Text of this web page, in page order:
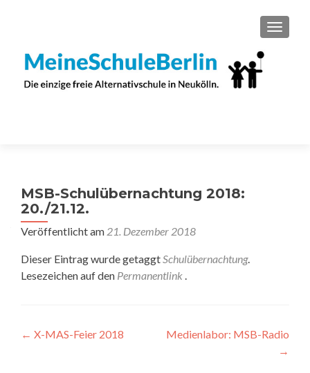
MSB-Schulübernachtung 2018:
20./21.12.
Veröffentlicht am 21. Dezember 2018
Dieser Eintrag wurde getaggtSchulübernachtung.
Lesezeichen auf den Permanentlink .
Artikel-
← X-MAS-Feier 2018
Medienlabor: MSB-Radio
→